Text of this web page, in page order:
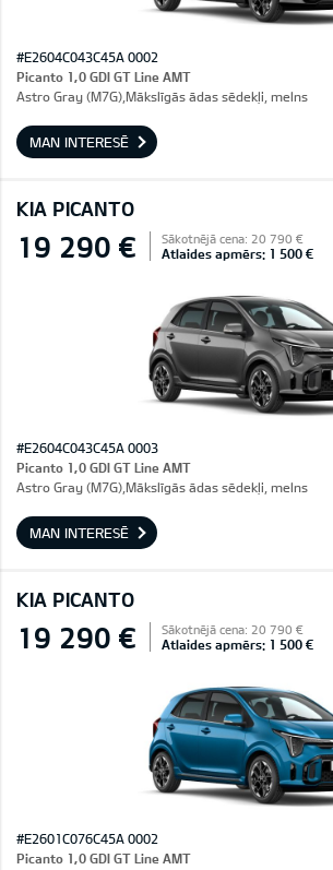
#E2604C043C45A 0002
Picanto 1,0 GDI GT Line AMT
Astro Gray (M7G),Mākslīgās ādas sēdekļi, melns
MAN INTERESĒ
KIA PICANTO
19 290 € Sākotnējā cena: 20 790 €
Atlaides apmērs: 1 500 €
#E2604C043C45A 0003
Picanto 1,0 GDI GT Line AMT
Astro Gray (M7G),Mākslīgās ādas sēdekļi, melns
MAN INTERESĒ
KIA PICANTO
19 290 € Sākotnējā cena: 20 790 €
Atlaides apmērs: 1 500 €
#E2601C076C45A 0002
Picanto 1,0 GDI GT Line AMT